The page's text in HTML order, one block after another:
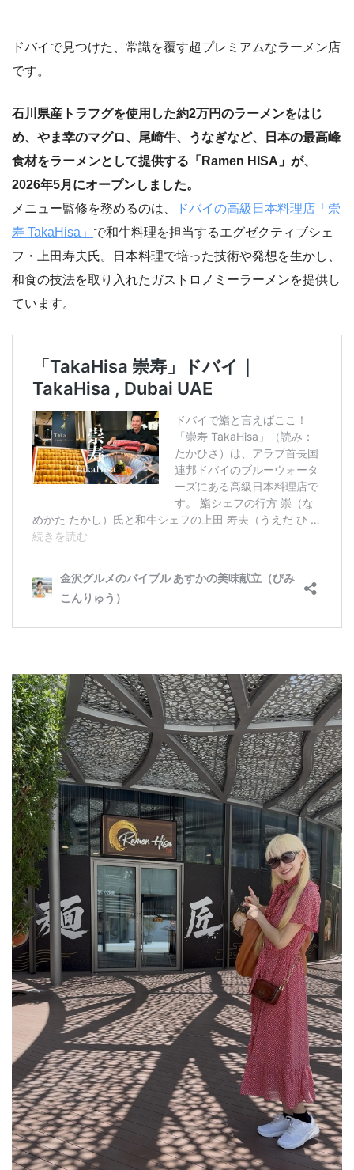
ドバイで見つけた、常識を覆す超プレミアムなラーメン店
です。
石川県産トラフグを使用した約2万円のラーメンをはじ
め、やま幸のマグロ、尾崎牛、うなぎなど、日本の最高峰
食材をラーメンとして提供する「Ramen HISA」が、
2026年5月にオープンしました。
メニュー監修を務めるのは、
ドバイの高級日本料理店「崇
寿 TakaHisa」 で和牛料理を担当するエグゼクティブシェ
フ・上田寿夫氏。日本料理で培った技術や発想を生かし、
和食の技法を取り入れたガストロノミーラーメンを提供し
ています。